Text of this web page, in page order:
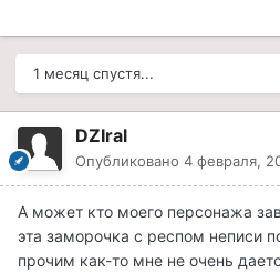
1 месяц спустя...
DZIral
Опубликовано 4 февраля,
А может кто моего персонажа
эта заморочка с респом неписи
прочим как-то мне не очень